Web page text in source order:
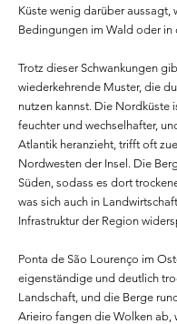
Küste wenig darüber aussagt,
Bedingungen im Wald oder in
Trotz dieser Schwankungen
wiederkehrende Muster, die
nutzen kannst. Die Nordküste
feuchter und wechselhafter,
Atlantik heranzieht, trifft oft
Nordwesten der Insel. Die
Süden, sodass es dort
was sich auch in
Infrastruktur der Region
Ponta de São Lourenço im
eigenständige und deutlich
Landschaft, und die Berge
Arieiro fangen die Wolken ab,